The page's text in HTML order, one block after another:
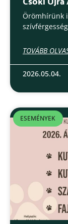
Örömhírünk
TOVÁBB
2026.05.04.
ESEMÉNYEK